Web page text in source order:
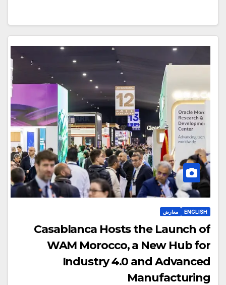
ENGLISH معارض
Casablanca Hosts the Launch of
WAM Morocco, a New Hub for
Industry 4.0 and Advanced
Manufacturing